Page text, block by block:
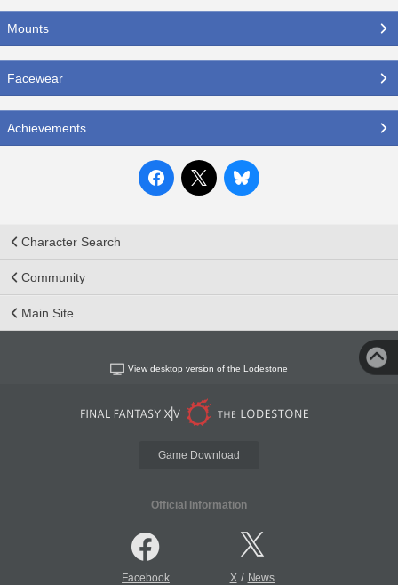
Mounts
Facewear
Achievements
Character Search
Community
Main Site
View desktop version of the Lodestone
Game Download
Official Information
Facebook X/ News